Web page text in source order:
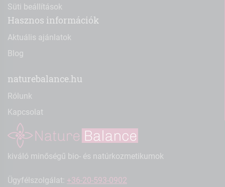
Süti beállítások
Hasznos információk
Aktuális ajánlatok
Blog
naturebalance.hu
Rólunk
Kapcsolat
kiváló minőségű bio- és natúrkozmetikumok
Ügyfélszolgálat: +36-20-593-0902